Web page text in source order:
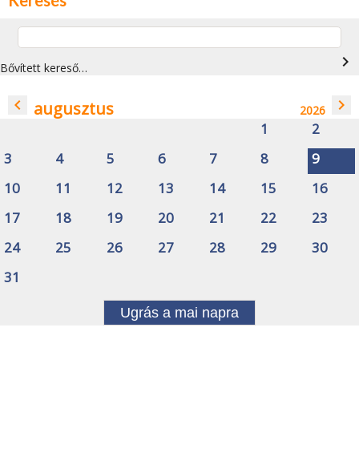
Bővített kereső… navigate_next
navigate_before augusztus 2026 navigate_next
1
2
3
4 5 6 7 8
9
10
11 12 13 14 15
16
17
18 19 20 21 22
23
24
25 26 27 28 29
30
31
Ugrás a mai napra